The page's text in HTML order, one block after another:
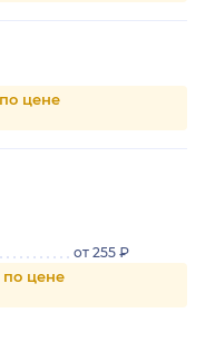
цене
от 255 ₽
по цене